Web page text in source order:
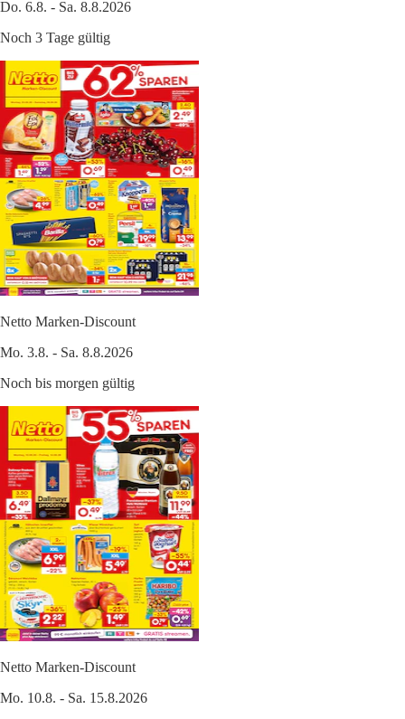
Do. 6.8. - Sa. 8.8.2026
Noch 3 Tage gültig
Netto Marken-Discount
Mo. 3.8. - Sa. 8.8.2026
Noch bis morgen gültig
Netto Marken-Discount
Mo. 10.8. - Sa. 15.8.2026